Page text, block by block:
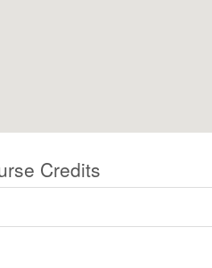
Credits